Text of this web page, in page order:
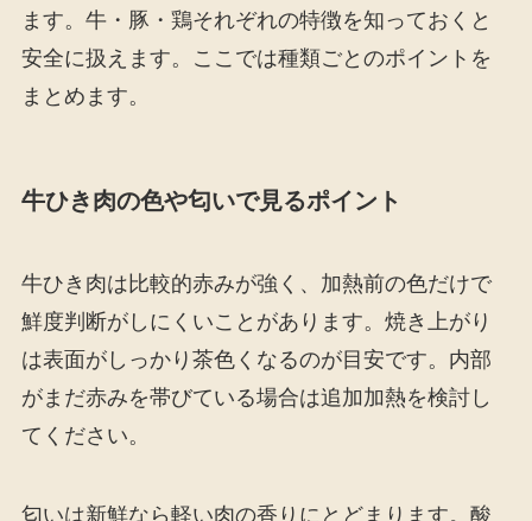
ます。牛・豚・鶏それぞれの特徴を知っておくと
安全に扱えます。ここでは種類ごとのポイントを
まとめます。
牛ひき肉の色や匂いで見るポイント
牛ひき肉は比較的赤みが強く、加熱前の色だけで
鮮度判断がしにくいことがあります。焼き上がり
は表面がしっかり茶色くなるのが目安です。内部
がまだ赤みを帯びている場合は追加加熱を検討し
てください。
匂いは新鮮なら軽い肉の香りにとどまります。酸